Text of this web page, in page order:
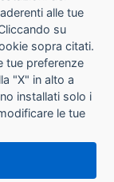
alle tue
su
sopra citati.
tue preferenze
"X" in alto a
installati solo i
le tue
maggiori
sui cookie